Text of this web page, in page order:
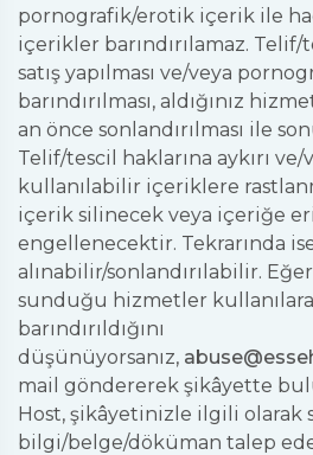
pornografik/erotik içerik ile
içerikler barındırılamaz. Telif/
satış yapılması ve/veya
barındırılması, aldığınız
an önce sonlandırılması ile
Telif/tescil haklarına aykırı
kullanılabilir içeriklere
içerik silinecek veya içeriğe
engellenecektir. Tekrarında
alınabilir/sonlandırılabilir. Eğer
sunduğu hizmetler
barındırıldığını
düşünüyorsanız,
mail göndererek şikâyette
Host, şikâyetinizle ilgili olarak
bilgi/belge/döküman talep